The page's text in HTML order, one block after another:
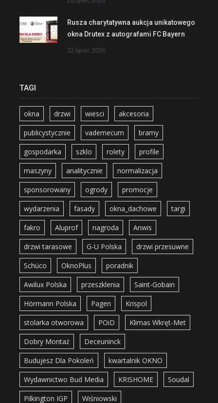
Rusza charytatywna aukcja unikatowego
okna Drutex z autografami FC Bayern
22 lipiec 2026
TAGI
okna drzwi wiesci akcesoria
publicystycznie vademecum bramy
gospodarka szklo rolety profile
maszyny analitycznie normalizacja
sponsorowany ogrody promocje
wydarzenia fasady okna_dachowe targi
fakro Aluprof nagroda Anwis
drzwi tarasowe G-U Polska drzwi przesuwne
Schüco OknoPlus poradnik
Awilux Polska przeszklenia Saint-Gobain
Hörmann Polska Pagen Krispol
stolarka otworowa POiD Klimas Wkręt-Met
Dobry Montaż Deceuninck
Budujesz Dla Pokoleń kwartalnik OKNO
Wydawnictwo Bud Media KRISHOME Soudal
Pilkington IGP Wiśniowski